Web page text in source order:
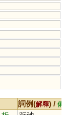
詞例(解釋) / 備